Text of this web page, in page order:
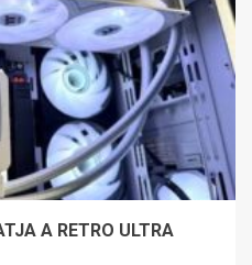
A RETRO ULTRA